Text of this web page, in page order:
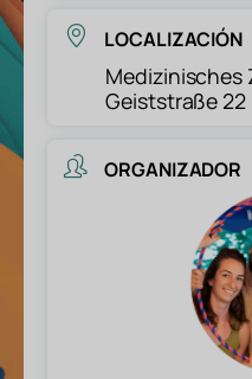
LOCALIZACIÓN
Medizinisches
Geiststraße 22
ORGANIZADOR